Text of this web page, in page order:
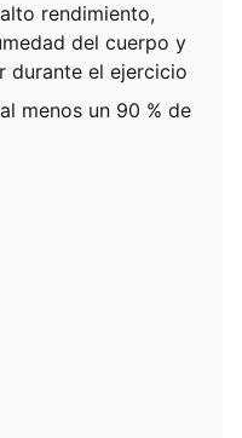
rendimiento,
del cuerpo y
durante el ejercicio
menos un 90 % de